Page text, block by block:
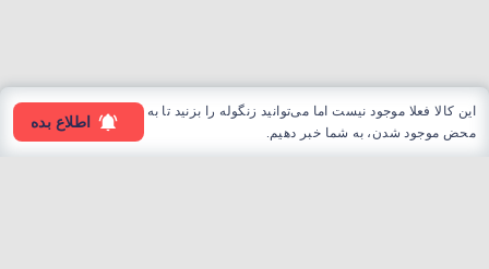
این کالا فعلا موجود نیست اما می‌توانید زنگوله را بزنید تا به
محض موجود شدن، به شما خبر دهیم.
اطلاع بده